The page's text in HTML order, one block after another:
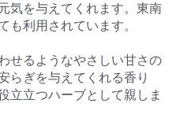
気を与えてくれます。東南
も利用されています。
せるようなやさしい甘さの
らぎを与えてくれる香り
立立つハーブとして親しま